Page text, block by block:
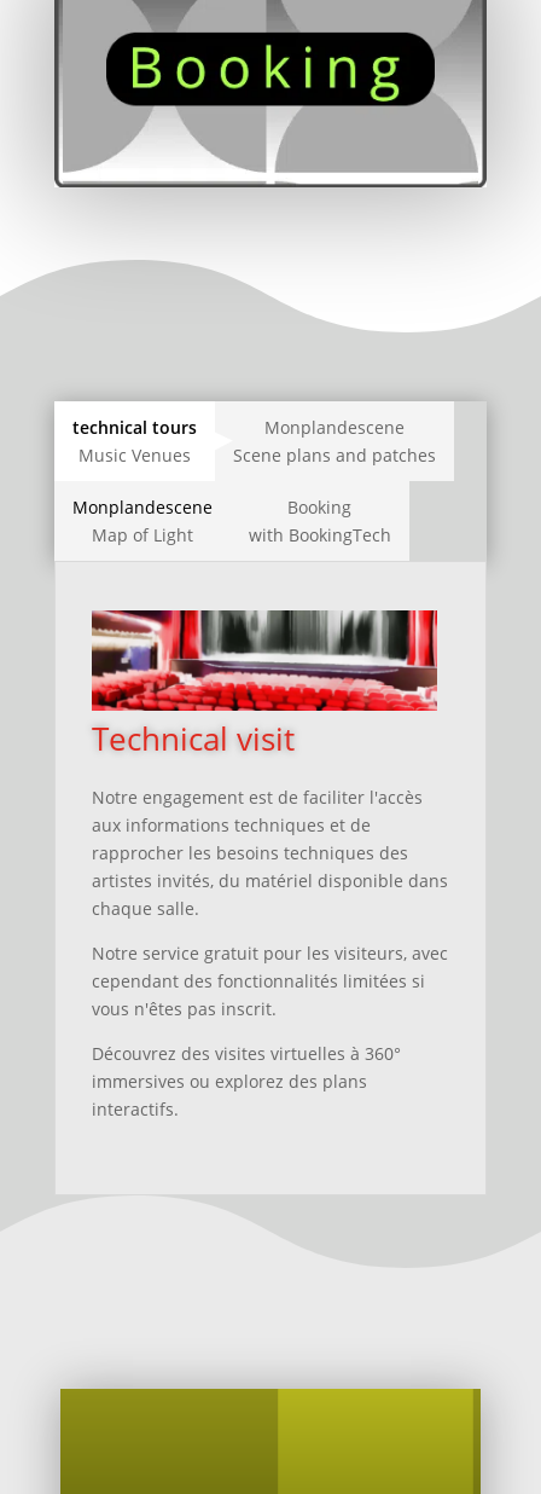
technical tours
Music Venues
Monplandescene
Scene plans and patches
Monplandescene
Map of Light
Booking
with BookingTech
Technical visit
Notre engagement est de faciliter l'accès
aux informations techniques etde
rapprocher les besoins techniques des
artistes invités, du matériel disponible dans
chaque salle.
Notre service gratuit pour les visiteurs, avec
cependant des fonctionnalités limitées si
vous n'êtes pas inscrit.
Découvrez des visites virtuelles à 360°
immersives ou explorez des plans
interactifs.